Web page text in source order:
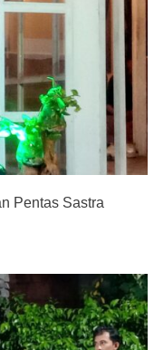
Pentas Sastra